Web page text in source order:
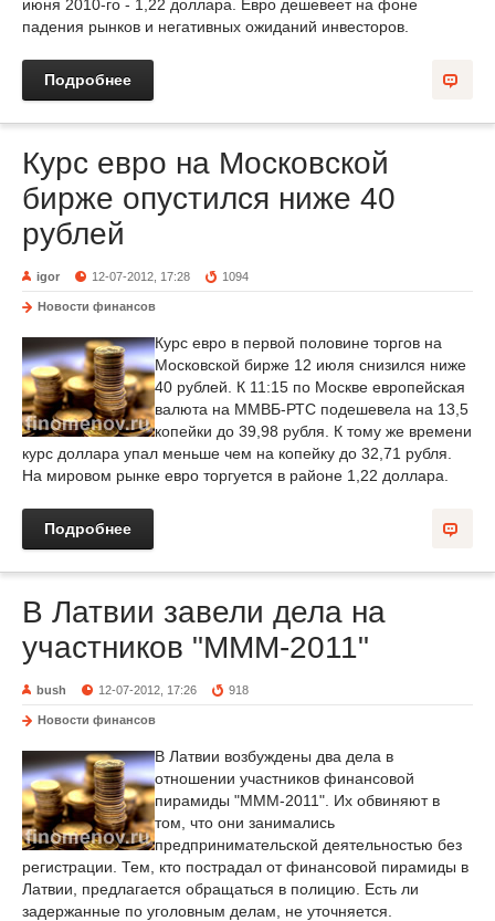
июня 2010-го - 1,22 доллара. Евро дешевеет на фоне
падения рынков и негативных ожиданий инвесторов.
Подробнее
Курс евро на Московской
бирже опустился ниже 40
рублей
igor 12-07-2012, 17:28 1094
Новости финансов
Курс евро в первой половине торгов на
Московской бирже 12 июля снизился ниже
40 рублей. К 11:15 по Москве европейская
валюта на ММВБ-РТС подешевела на 13,5
копейки до 39,98 рубля. К тому же времени
курс доллара упал меньше чем на копейку до 32,71 рубля.
На мировом рынке евро торгуется в районе 1,22 доллара.
Подробнее
В Латвии завели дела на
участников "МММ-2011"
bush 12-07-2012, 17:26 918
Новости финансов
В Латвии возбуждены два дела в
отношении участников финансовой
пирамиды "МММ-2011". Их обвиняют в
том, что они занимались
предпринимательской деятельностью без
регистрации. Тем, кто пострадал от финансовой пирамиды в
Латвии, предлагается обращаться в полицию. Есть ли
задержанные по уголовным делам, не уточняется.